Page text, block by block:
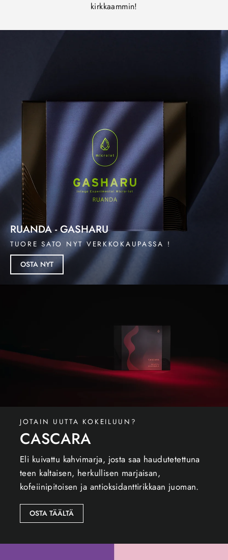
kirkkaammin!
RUANDA - GASHARU
TUORE SATO NYT VERKKOKAUPASSA !
OSTA NYT
JOTAIN UUTTA KOKEILUUN?
CASCARA
Eli kuivattu kahvimarja, josta saa haudutetettuna
teen kaltaisen, herkullisen marjaisan,
kofeiinipitoisen ja antioksidanttirikkaan juoman.
OSTA TÄÄLTÄ